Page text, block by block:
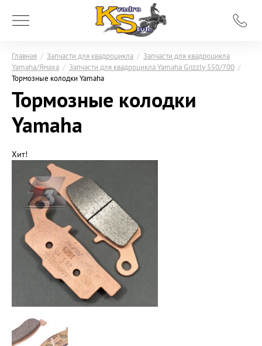
Главная / Запчасти для квадроцикла / Запчасти для квадроцикла
Yamaha/Ямаха / Запчасти для квадроцикла Yamaha Grizzly 550/700 /
Тормозные колодки Yamaha
Тормозные колодки
Yamaha
Хит!